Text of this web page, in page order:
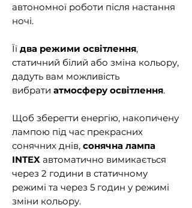
автономної роботи після настання
ночі.
Її два режими освітлення,
статичний білий або зміна кольору,
дадуть вам можливість
вибрати атмосферу освітлення.
Щоб зберегти енергію, накопичену
лампою під час прекрасних
сонячних днів, сонячна лампа
INTEX автоматично вимикається
через 2 години в статичному
режимі та через 5 годин у режимі
зміни кольору.